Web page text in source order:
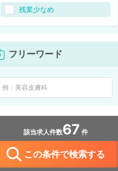
残業少なめ
フリーワード
該当求人件数67 件
この条件で検索する